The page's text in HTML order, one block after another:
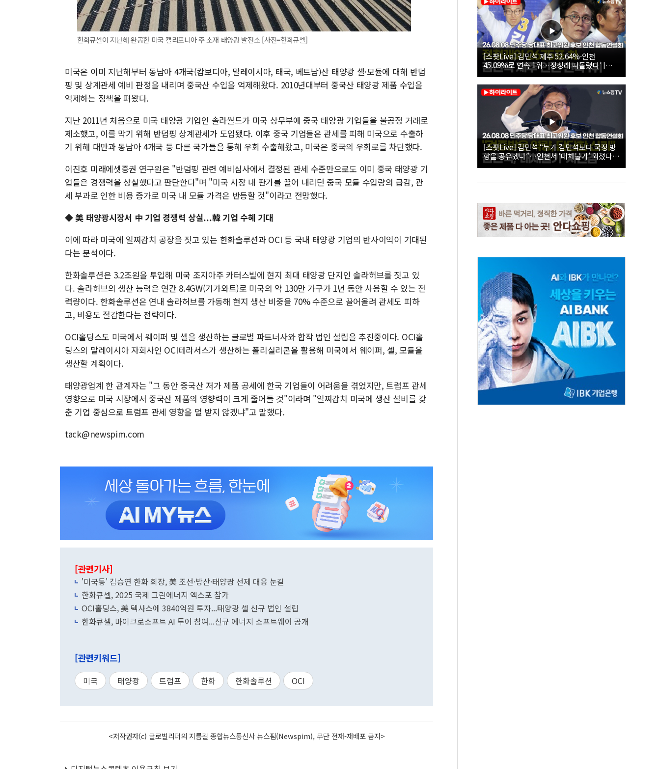
한화큐셀이 지난해 완공한 미국 캘리포니아 주 소재 태양광 발전소 [사진=한화큐셀]
미국은 이미 지난해부터 동남아 4개국(캄보디아, 말레이시아, 태국, 베트남)산 태양광 셀·모듈에 대해 반덤
핑 및 상계관세 예비 판정을 내리며 중국산 수입을 억제해왔다. 2010년대부터 중국산 태양광 제품 수입을
억제하는 정책을 펴왔다.
지난 2011년 처음으로 미국 태양광 기업인 솔라월드가 미국 상무부에 중국 태양광 기업들을 불공정 거래로
제소했고, 이를 막기 위해 반덤핑 상계관세가 도입됐다. 이후 중국 기업들은 관세를 피해 미국으로 수출하
기 위해 대만과 동남아 4개국 등 다른 국가들을 통해 우회 수출해왔고, 미국은 중국의 우회로를 차단했다.
이진호 미래에셋증권 연구원은 "반덤핑 관련 예비심사에서 결정된 관세 수준만으로도 이미 중국 태양광 기
업들은 경쟁력을 상실했다고 판단한다"며 "미국 시장 내 판가를 끌어 내리던 중국 모듈 수입량의 급감, 관
세 부과로 인한 비용 증가로 미국 내 모듈 가격은 반등할 것"이라고 전망했다.
◆ 美 태양광시장서 中 기업 경쟁력 상실...韓 기업 수혜 기대
이에 따라 미국에 일찌감치 공장을 짓고 있는 한화솔루션과 OCI 등 국내 태양광 기업의 반사이익이 기대된
다는 분석이다.
한화솔루션은 3.2조원을 투입해 미국 조지아주 카터스빌에 현지 최대 태양광 단지인 솔라허브를 짓고 있
다. 솔라허브의 생산 능력은 연간 8.4GW(기가와트)로 미국의 약 130만 가구가 1년 동안 사용할 수 있는 전
력량이다. 한화솔루션은 연내 솔라허브를 가동해 현지 생산 비중을 70% 수준으로 끌어올려 관세도 피하
고, 비용도 절감한다는 전략이다.
OCI홀딩스도 미국에서 웨이퍼 및 셀을 생산하는 글로벌 파트너사와 합작 법인 설립을 추진중이다. OCI홀
딩스의 말레이시아 자회사인 OCI테라서스가 생산하는 폴리실리콘을 활용해 미국에서 웨이퍼, 셀, 모듈을
생산할 계획이다.
태양광업계 한 관계자는 "그 동안 중국산 저가 제품 공세에 한국 기업들이 어려움을 겪었지만, 트럼프 관세
영향으로 미국 시장에서 중국산 제품의 영향력이 크게 줄어들 것"이라며 "일찌감치 미국에 생산 설비를 갖
춘 기업 중심으로 트럼프 관세 영향을 덜 받지 않겠냐"고 말했다.
tack@newspim.com
[관련기사]
'미국통' 김승연 한화 회장, 美 조선·방산·태양광 선제 대응 눈길
한화큐셀, 2025 국제 그린에너지 엑스포 참가
OCI홀딩스, 美 텍사스에 3840억원 투자...태양광 셀 신규 법인 설립
한화큐셀, 마이크로소프트 AI 투어 참여...신규 에너지 소프트웨어 공개
[관련키워드]
미국 태양광 트럼프 한화 한화솔루션 OCI
<저작권자(c) 글로벌리더의 지름길 종합뉴스통신사 뉴스핌(Newspim), 무단 전재-재배포 금지>
[스팟Live] 김민석 제주 52.64%·인천
45.09%로 연속 1위…정청래 따돌렸다’ |
26.08.08 더불어민주당 당대표·최고위원 후
보 인천 합동연설회
[스팟Live] 김민석 “누가 김민석보다 국정 방
향을 공유했나”…인천서 ‘대체불가’ 외쳤다 |
26.08.08 더불어민주당 당대표·최고위원 후